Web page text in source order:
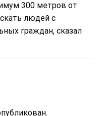
300 метров от
людей с
граждан, сказал